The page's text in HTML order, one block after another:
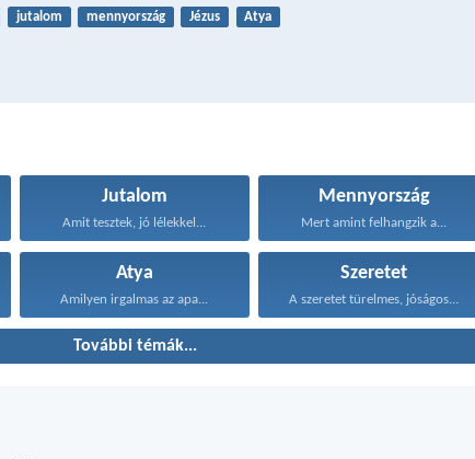
jutalom mennyország Jézus Atya
Jutalom
Amit tesztek, jó lélekkel...
Mennyország
Mert amint felhangzik a...
Atya
Amilyen irgalmas az apa...
Szeretet
A szeretet türelmes, jóságos...
További témák...